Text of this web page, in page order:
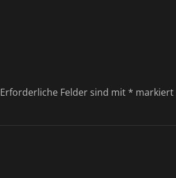
Erforderliche Felder sind mit * markiert